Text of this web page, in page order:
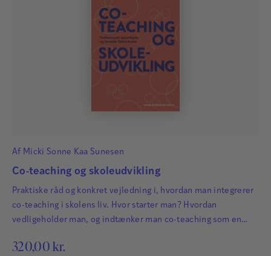
Af Micki Sonne Kaa Sunesen
Co-teaching og skoleudvikling
Praktiske råd og konkret vejledning i, hvordan man integrerer
co-teaching i skolens liv. Hvor starter man? Hvordan
vedligeholder man, og indtænker man co-teaching som en
320,00 kr.